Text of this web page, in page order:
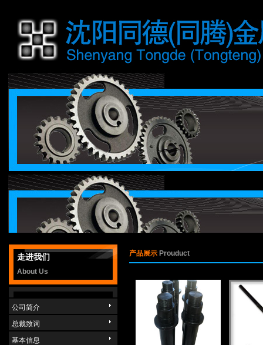
走进我们
About Us
公司简介
总裁致词
基本信息
产品展示 Prouduct